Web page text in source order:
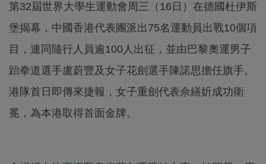
第32屆世界大學生運動會周三（16日）在德國杜伊斯
堡揭幕，中國香港代表團派出75名運動員出戰10個項
目，連同隨行人員逾100人出征，並由巴黎奧運男子
跆拳道選手盧蔚豐及女子花劍選手陳諾思擔任旗手。
港隊首日即傳來捷報，女子重劍代表佘繕妡成功衛
冕，為本港取得首面金牌。